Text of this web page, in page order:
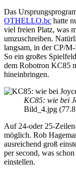
Das
OTHELLO.bc hatte
viel freien Platz, was
umzuschreiben.
langsam, in der CP/
So ein großes
dem Robotron KC85
hineinbringen.
KC85: wie bei
Bild_4.jpg
Auf 24-oder 25-
möglich. Rob
ausreichend groß
per second, was
einstellen.